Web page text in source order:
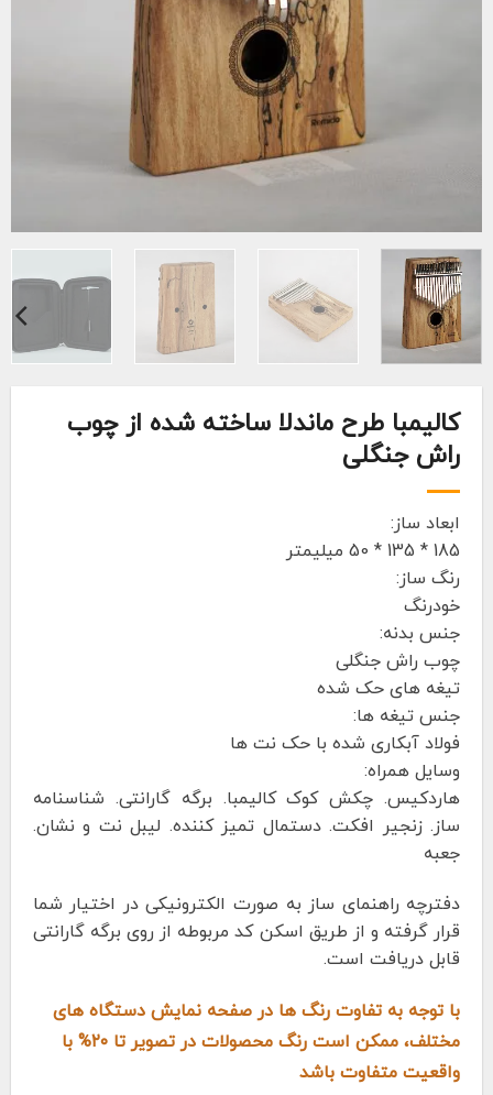
کالیمبا طرح ماندلا ساخته شده از چوب
راش جنگلی
ابعاد ساز:
185 * 135 * 50 میلیمتر
رنگ ساز:
خودرنگ
جنس بدنه:
چوب راش جنگلی
تیغه های حک شده
جنس تیغه ها:
فولاد آبکاری شده با حک نت ها
وسایل همراه:
هاردکیس. چکش کوک کالیمبا. برگه گارانتی. شناسنامه
ساز. زنجیر افکت. دستمال تمیز کننده. لیبل نت و نشان.
جعبه
دفترچه راهنمای ساز به صورت الکترونیکی در اختیار شما
قرار گرفته و از طریق اسکن کد مربوطه از روی برگه گارانتی
قابل دریافت است.
با توجه به تفاوت رنگ ها در صفحه نمایش دستگاه های
مختلف، ممکن است رنگ محصولات در تصویر تا ۲۰% با
واقعیت متفاوت باشد